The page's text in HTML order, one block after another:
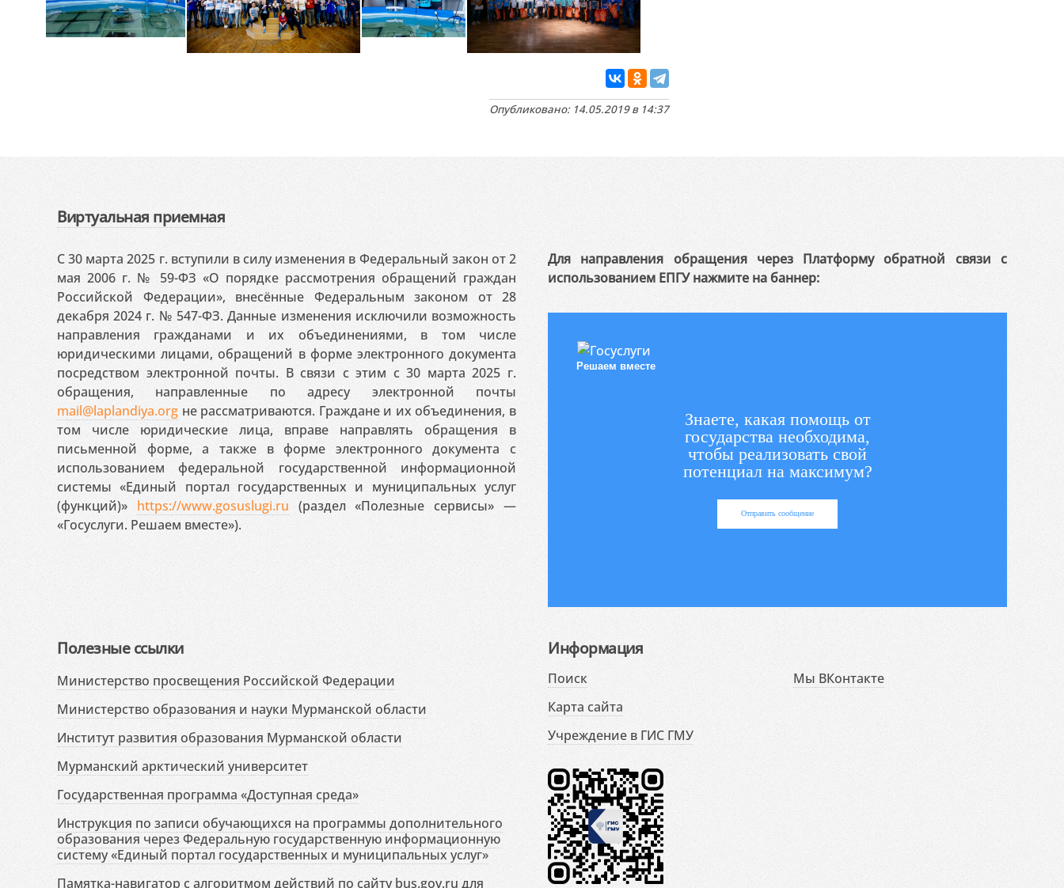
Опубликовано: 14.05.2019 в 14:37
Виртуальная приемная
С 30 марта 2025 г. вступили в силу изменения в Федеральный закон от 2
мая 2006 г. № 59-ФЗ «О порядке рассмотрения обращений граждан
Российской Федерации», внесённые Федеральным законом от 28
декабря 2024 г. № 547-ФЗ. Данные изменения исключили возможность
направления гражданами и их объединениями, в том числе
юридическими лицами, обращений в форме электронного документа
посредством электронной почты. В связи с этим с 30 марта 2025 г.
обращения, направленные по адресу электронной почты
mail@laplandiya.org не рассматриваются. Граждане и их объединения, в
том числе юридические лица, вправе направлять обращения в
письменной форме, а также в форме электронного документа с
использованием федеральной государственной информационной
системы «Единый портал государственных и муниципальных услуг
(функций)» https://www.gosuslugi.ru (раздел «Полезные сервисы» —
«Госуслуги. Решаем вместе»).
Для направления обращения через Платформу обратной связи с
использованием ЕПГУ нажмите на баннер:
Решаем вместе
Знаете, какая помощь от
государства необходима,
чтобы реализовать свой
потенциал на максимум?
Отправить сообщение
Полезные ссылки
Министерство просвещения Российской Федерации
Министерство образования и науки Мурманской области
Институт развития образования Мурманской области
Мурманский арктический университет
Государственная программа «Доступная среда»
Инструкция по записи обучающихся на программы дополнительного
образования через Федеральную государственную информационную
систему «Единый портал государственных и муниципальных услуг»
Памятка-навигатор с алгоритмом действий по сайту bus.gov.ru для
Информация
Поиск
Карта сайта
Учреждение в ГИС ГМУ
Мы ВКонтакте